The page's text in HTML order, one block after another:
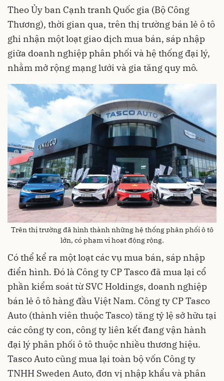
Theo Ủy ban Cạnh tranh Quốc gia (Bộ Công
Thương), thời gian qua, trên thị trường bán lẻ ô tô
ghi nhận một loạt giao dịch mua bán, sáp nhập
giữa doanh nghiệp phân phối và hệ thống đại lý,
nhằm mở rộng mạng lưới và gia tăng quy mô.
Trên thị trường đã hình thành những hệ thống phân phối ô tô
lớn, có phạm vi hoạt động rộng.
Có thể kể ra một loạt các vụ mua bán, sáp nhập
điển hình. Đó là Công ty CP Tasco đã mua lại cổ
phần kiểm soát từ SVC Holdings, doanh nghiệp
bán lẻ ô tô hàng đầu Việt Nam. Công ty CP Tasco
Auto (thành viên thuộc Tasco) tăng tỷ lệ sở hữu tại
các công ty con, công ty liên kết đang vận hành
đại lý phân phối ô tô thuộc nhiều thương hiệu.
Tasco Auto cũng mua lại toàn bộ vốn Công ty
TNHH Sweden Auto, đơn vị nhập khẩu và phân